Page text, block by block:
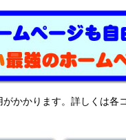
かかります。詳しくは各